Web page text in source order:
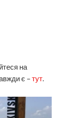
на
є –тут.